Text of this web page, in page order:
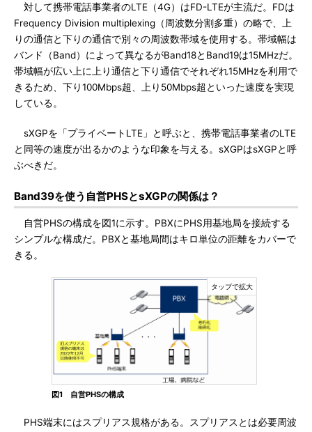
対して携帯電話事業者のLTE（4G）はFD-LTEが主流だ。FDは
Frequency Division multiplexing（周波数分割多重）の略で、上
りの通信と下りの通信で別々の周波数帯域を使用する。帯域幅は
バンド（Band）によって異なるがBand18とBand19は15MHzだ。
帯域幅が広い上に上り通信と下り通信でそれぞれ15MHzを利用で
きるため、下り100Mbps超、上り50Mbps超といった速度を実現
している。
sXGPを「プライベートLTE」と呼ぶと、携帯電話事業者のLTE
と同等の速度が出るかのような印象を与える。sXGPはsXGPと呼
ぶべきだ。
Band39を使う自営PHSとsXGPの関係は？
自営PHSの構成を図1に示す。PBXにPHS用基地局を接続する
シンプルな構成だ。PBXと基地局間はキロ単位の距離をカバーで
きる。
図1 自営PHSの構成
PHS端末にはスプリアス規格がある。スプリアスとは必要周波